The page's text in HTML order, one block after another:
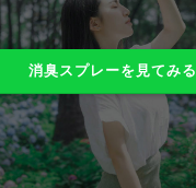
消臭スプレーを見てみる